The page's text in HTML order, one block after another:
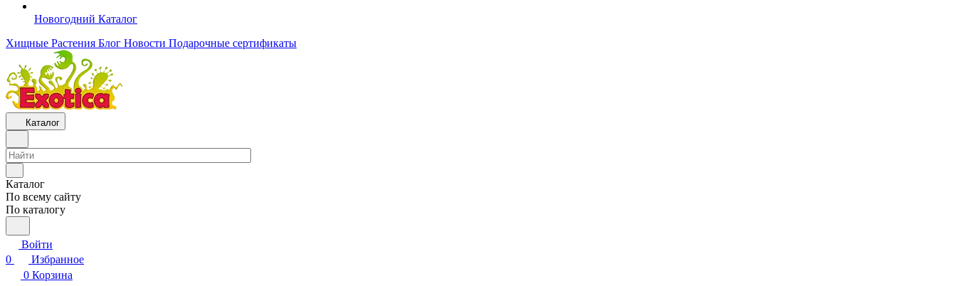
Новогодний Каталог
Хищные Растения Блог Новости Подарочные сертификаты
Каталог
Каталог
По всему сайту
По каталогу
Войти
0
Избранное
0 Корзина